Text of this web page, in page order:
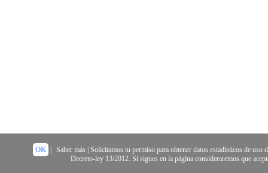
OK Saber más
| Solicitamos tu permiso para obtener datos estadísticos de uso
Decreto-ley 13/2012. Si sigues en la página consideraremos que